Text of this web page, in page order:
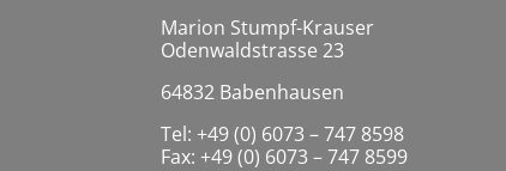
Marion Stumpf-Krauser
Odenwaldstrasse 23
64832 Babenhausen
Tel: +49 (0) 6073 – 747 8598
Fax: +49 (0) 6073 – 747 8599